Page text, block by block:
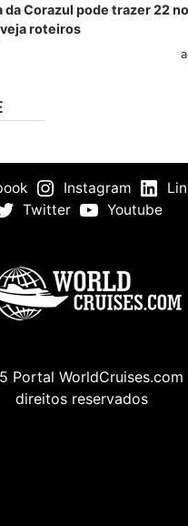
da Corazul pode trazer 22
roteiros
Instagram
Twitter
Youtube
Portal WorldCruises.com
direitos reservados